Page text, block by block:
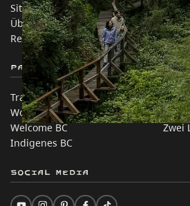
Sitemap
Über uns
Rechtliches & Richtlinien
Partnerseiten
Trade & Invest BC
Work BC
Welcome BC
Indigenes BC
Auf
Zwei
Social Media